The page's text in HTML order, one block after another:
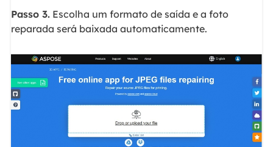
Passo 3.Escolha um formato de saída e a foto
reparada será baixada automaticamente.